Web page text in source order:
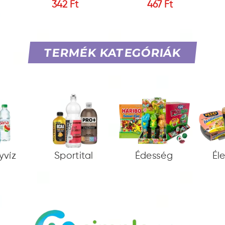
342 Ft 467 Ft
TERMÉK KATEGÓRIÁK
Sportital Édesség